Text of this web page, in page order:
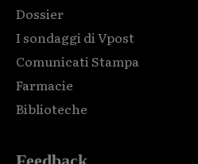
Dossier
I sondaggi di Vpost
Comunicati Stampa
Farmacie
Biblioteche